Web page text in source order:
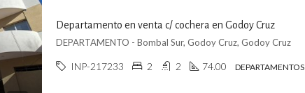
Departamento en venta c/ cochera en Godoy Cruz
DEPARTAMENTO - Bombal Sur, Godoy Cruz, Godoy Cruz
INP-217233 2 2 74.00 DEPARTAMENTOS